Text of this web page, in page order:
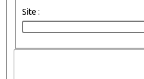
Site :